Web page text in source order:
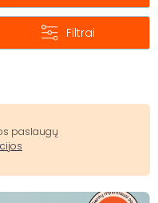
Filtrai
paslaugų